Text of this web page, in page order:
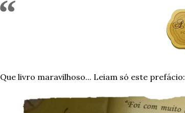
Que livro maravilhoso... Leiam só este prefácio: